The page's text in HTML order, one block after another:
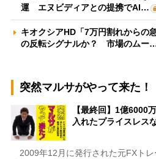
運 エヌビディアとの提携でAI…
キオクシアHD「7万円割れからの
の反転シグナルか？ 市場のムー
突然マルサがやって来た！
【最終回】1億6000
入れたプライスレス
2009年12月に発行された元FXト